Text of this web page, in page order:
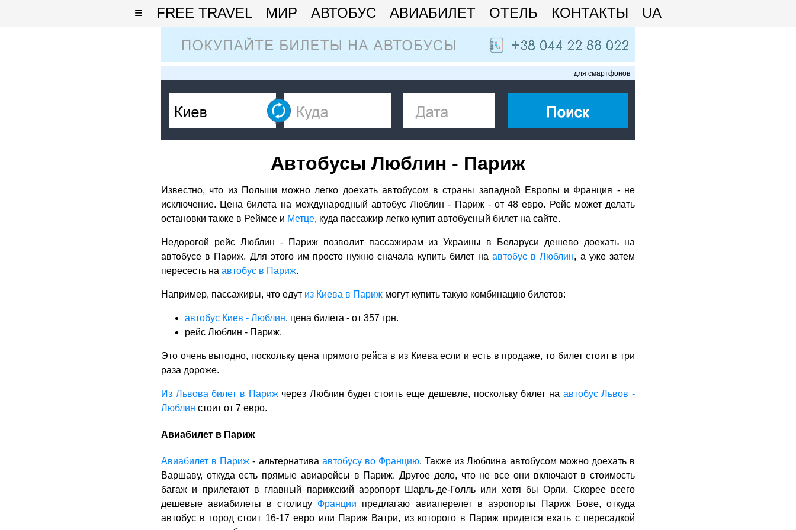
≡ FREE TRAVEL МИР АВТОБУС АВИАБИЛЕТ ОТЕЛЬ КОНТАКТЫ UA
для смартфонов
Автобусы Люблин - Париж
Известно, что из Польши можно легко доехать автобусом в страны западной Европы и Франция - не
исключение. Цена билета на международный автобус Люблин - Париж - от 48 евро. Рейс может делать
остановки также в Реймсе и Метце, куда пассажир легко купит автобусный билет на сайте.
Недорогой рейс Люблин - Париж позволит пассажирам из Украины в Беларуси дешево доехать на
автобусе в Париж. Для этого им просто нужно сначала купить билет наавтобус в Люблин, а уже затем
пересесть на автобус в Париж.
Например, пассажиры, что едут из Киева в Парижмогут купить такую комбинацию билетов:
автобус Киев - Люблин, цена билета - от 357 грн.
рейс Люблин - Париж.
Это очень выгодно, поскольку цена прямого рейса в из Киева если и есть в продаже, то билет стоит в три
раза дороже.
Из Львова билет в Парижчерез Люблин будет стоить еще дешевле, поскольку билет на автобус Львов -
Люблин стоит от 7 евро.
Авиабилет в Париж
Авиабилет в Париж - альтернатива автобусу во Францию. Также из Люблина автобусом можно доехать в
Варшаву, откуда есть прямые авиарейсы в Париж. Другое дело, что не все они включают в стоимость
багаж и прилетают в главный парижский аэропорт Шарль-де-Голль или хотя бы Орли. Скорее всего
дешевые авиабилеты в столицу Франции предлагаю авиаперелет в аэропорты Париж Бове, откуда
автобус в город стоит 16-17 евро или Париж Ватри, из которого в Париж придется ехать с пересадкой